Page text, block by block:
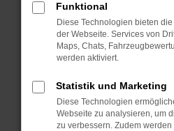
Das kann manchmal
Probleme zu beheben.
Stelle sicher, dass dein
Betriebssystem auf dem
Sicherheitsrisiko, sondern
dass bestimmte
unterstützt werden.
Funktional
Diese Technologien bieten
der Webseite. Services von
Maps, Chats,
werden aktiviert.
Statistik und Marketing
Diese Technologien
Webseite zu analysieren, um
zu verbessern. Zudem